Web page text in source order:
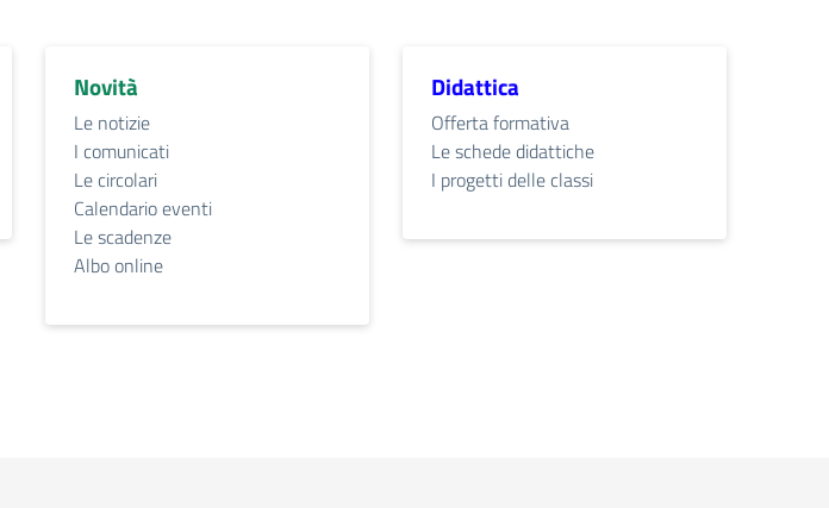
Novità
Le notizie
I comunicati
Le circolari
Calendario eventi
Le scadenze
Albo online
Didattica
Offerta formativa
Le schede didattiche
I progetti delle classi